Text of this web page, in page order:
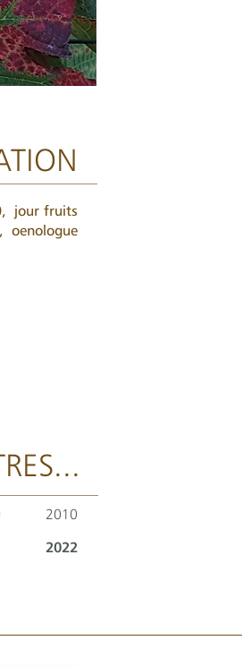
jour fruits
oenologue
2010
2022